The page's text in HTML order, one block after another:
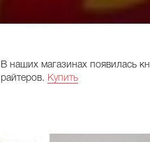
В наших магазинах появилась
райтеров. Купить